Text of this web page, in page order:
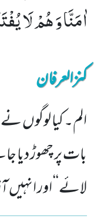
اٰمَنَّا وَ هُمْ لَا
کنزالعرفان
الم۔ کیا لوگوں
بات پر چھوڑ دیا
لائے‘‘ اور